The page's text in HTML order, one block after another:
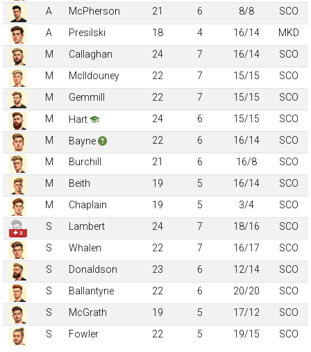
A
McPherson 21 6 8/8
SCO
A
Presilski 18 4 16/14
MKD
M
Callaghan 24 7 16/14
SCO
M
McIldouney 22 7 15/15
SCO
M
Gemmill 22 7 15/15
SCO
M
Hart 24 6 15/15
SCO
M
Bayne 22 6 16/14
SCO
M
Burchill 21 6 16/8
SCO
M
Beith 19 5 16/14
SCO
M
Chaplain 19 5 3/4 SCO
✚ 3
S Lambert 24 7 18/16
SCO
S
Whalen 22 7 16/17
SCO
S
Donaldson 23 6 12/14
SCO
S
Ballantyne 22 6 20/20
SCO
S
McGrath 19 5 17/12
SCO
S
Fowler 22 5 19/15 SCO